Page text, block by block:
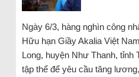
Ngày 6/3, hàng nghìn công
Hữu hạn Giầy Akalia Việt
Long, huyện Như Thanh, tỉnh
tập thể để yêu cầu tăng